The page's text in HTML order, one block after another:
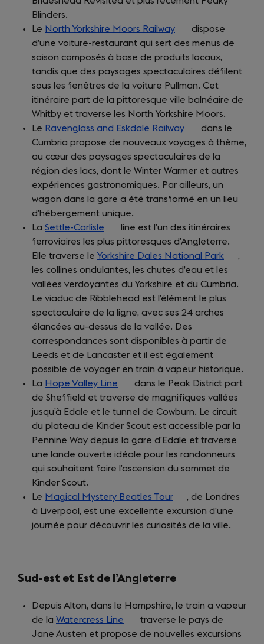
Blinders.
Le North Yorkshire Moors Railway (opens
in
a
new
tab)
dispose
d’une voiture-restaurant qui sert des menus de
saison composés à base de produits locaux,
tandis que des paysages spectaculaires défilent
sous les fenêtres de la voiture Pullman. Cet
itinéraire part de la pittoresque ville balnéaire de
Whitby et traverse les North Yorkshire Moors.
Le Ravenglass and Eskdale Railway (opens
in
a
new
tab)
dans le
Cumbria propose de nouveaux voyages à thème,
au cœur des paysages spectaculaires de la
région des lacs, dont le Winter Warmer et autres
expériences gastronomiques. Par ailleurs, un
wagon dans la gare a été transformé en un lieu
d’hébergement unique.
La Settle-Carlisle (opens
in
a
new
tab)
line est l’un des itinéraires
ferroviaires les plus pittoresques d’Angleterre.
Elle traverse le Yorkshire Dales National Park (opens
in
a
new
,
les collines ondulantes, les chutes d’eau et les
vallées verdoyantes du Yorkshire et du Cumbria.
Le viaduc de Ribblehead est l’élément le plus
spectaculaire de la ligne, avec ses 24 arches
élancées au-dessus de la vallée. Des
correspondances sont disponibles à partir de
Leeds et de Lancaster et il est également
possible de voyager en train à vapeur historique.
La Hope Valley Line (opens
in
a
new
tab)
dans le Peak District part
de Sheffield et traverse de magnifiques vallées
jusqu’à Edale et le tunnel de Cowburn. Le circuit
du plateau de Kinder Scout est accessible par la
Pennine Way depuis la gare d’Edale et traverse
une lande ouverte idéale pour les randonneurs
qui souhaitent faire l’ascension du sommet de
Kinder Scout.
Le Magical Mystery Beatles Tour(opens
in
a
, de Londres
à Liverpool, est une excellente excursion d’une
journée pour découvrir les curiosités de la ville.
Sud-est et Est de l’Angleterre
Depuis Alton, dans le Hampshire, le train a vapeur
de la Watercress Line (opens
in
traverse le pays de
Jane Austen et propose de nouvelles excursions